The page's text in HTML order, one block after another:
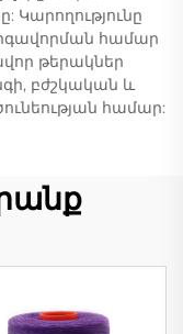
Կարողությունը
համար
թերակներ
բժշկական և
համար: